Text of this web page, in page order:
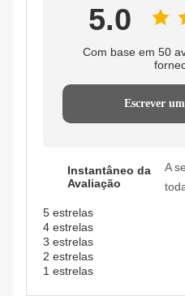
5.0
Com base em 50
Escrever
Instantâneo da
Avaliação
A
5 estrelas
4 estrelas
3 estrelas
2 estrelas
1 estrelas